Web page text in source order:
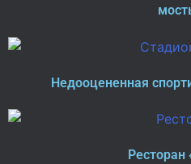
Недооцененная
Ресторан